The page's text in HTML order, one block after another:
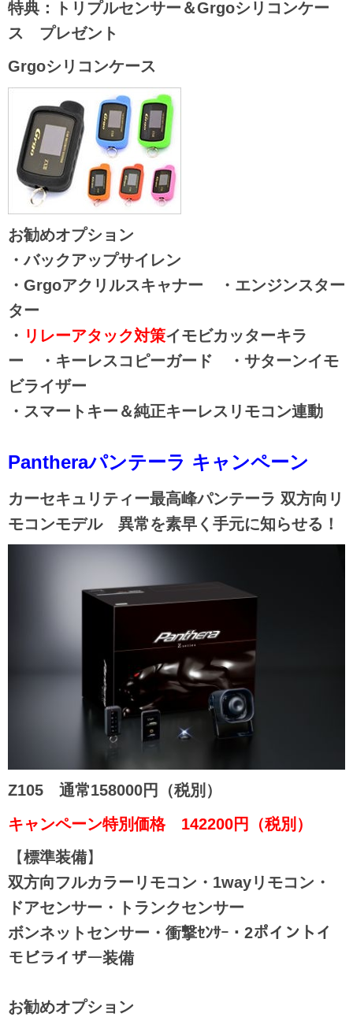
特典：トリプルセンサー＆Grgoシリコンケー
ス プレゼント
Grgoシリコンケース
お勧めオプション
・バックアップサイレン
・Grgoアクリルスキャナー ・エンジンスター
ター
・ リレーアタック対策イモビカッターキラ
ー ・キーレスコピーガード ・サターンイモ
ビライザー
・スマートキー＆純正キーレスリモコン連動
Pantheraパンテーラ キャンペーン
カーセキュリティー最高峰パンテーラ 双方向リ
モコンモデル 異常を素早く手元に知らせる！
Z105 通常158000円（税別）
キャンペーン特別価格 142200円（税別）
【標準装備】
双方向フルカラーリモコン・1wayリモコン・
ドアセンサー・トランクセンサー
ボンネットセンサー・衝撃ｾﾝｻｰ・2ポイントイ
モビライザー装備
お勧めオプション